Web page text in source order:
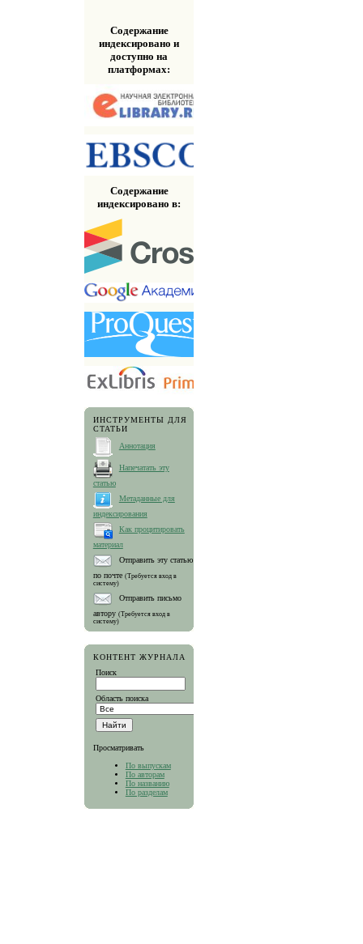
Содержание
индексировано и
доступно на
платформах:
Содержание
индексировано в:
ИНСТРУМЕНТЫ ДЛЯ
СТАТЬИ
Аннотация
Напечатать эту
статью
Метаданные для
индексирования
Как процитировать
материал
Отправить эту статью
по почте (Требуется вход в
систему)
Отправить письмо
автору (Требуется вход в
систему)
КОНТЕНТ ЖУРНАЛА
Поиск
Область поиска
Просматривать
По выпускам
По авторам
По названию
По разделам